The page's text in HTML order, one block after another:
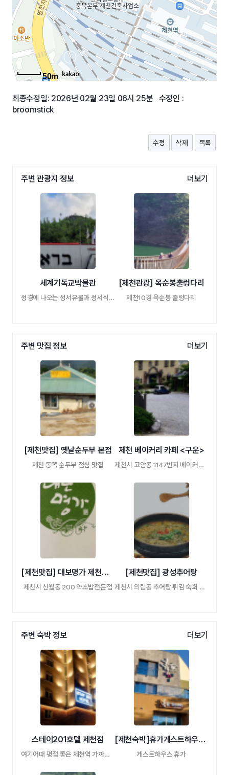
50m
최종수정일: 2026년 02월 23일 06시 25분 수정인 :
broomstick
수정 삭제 목록
주변 관광지 정보 더보기
세계기독교박물관
성경에 나오는 성서유물과 성서식물을 만날 …
[제천관광] 옥순봉출렁다리
제천10경 옥순봉 출렁다리
주변 맛집 정보 더보기
[제천맛집] 옛날순두부 본점
제천 동쪽 순두부 점심 맛집
제천 베이커리 카페 <구운>
제천시 고암동 1147번지 베이커리카페 엔틱소 …
[제천맛집] 대보명가 제천본점
제천시 신월동 200 약초밥전문점
[제천맛집] 광성추어탕
제천시 의림동 추어탕 튀김 숙회 조림
주변 숙박 정보 더보기
스테이201호텔 제천점
여기어때 평점 좋은 제천역 가까운 숙박
[제천숙박]휴가게스트하우스 휴가카페
게스트하우스 휴가